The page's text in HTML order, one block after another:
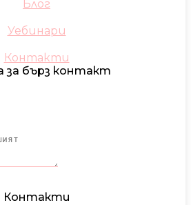
Блог
Уебинари
Контакти
за бърз контакт
Контакти